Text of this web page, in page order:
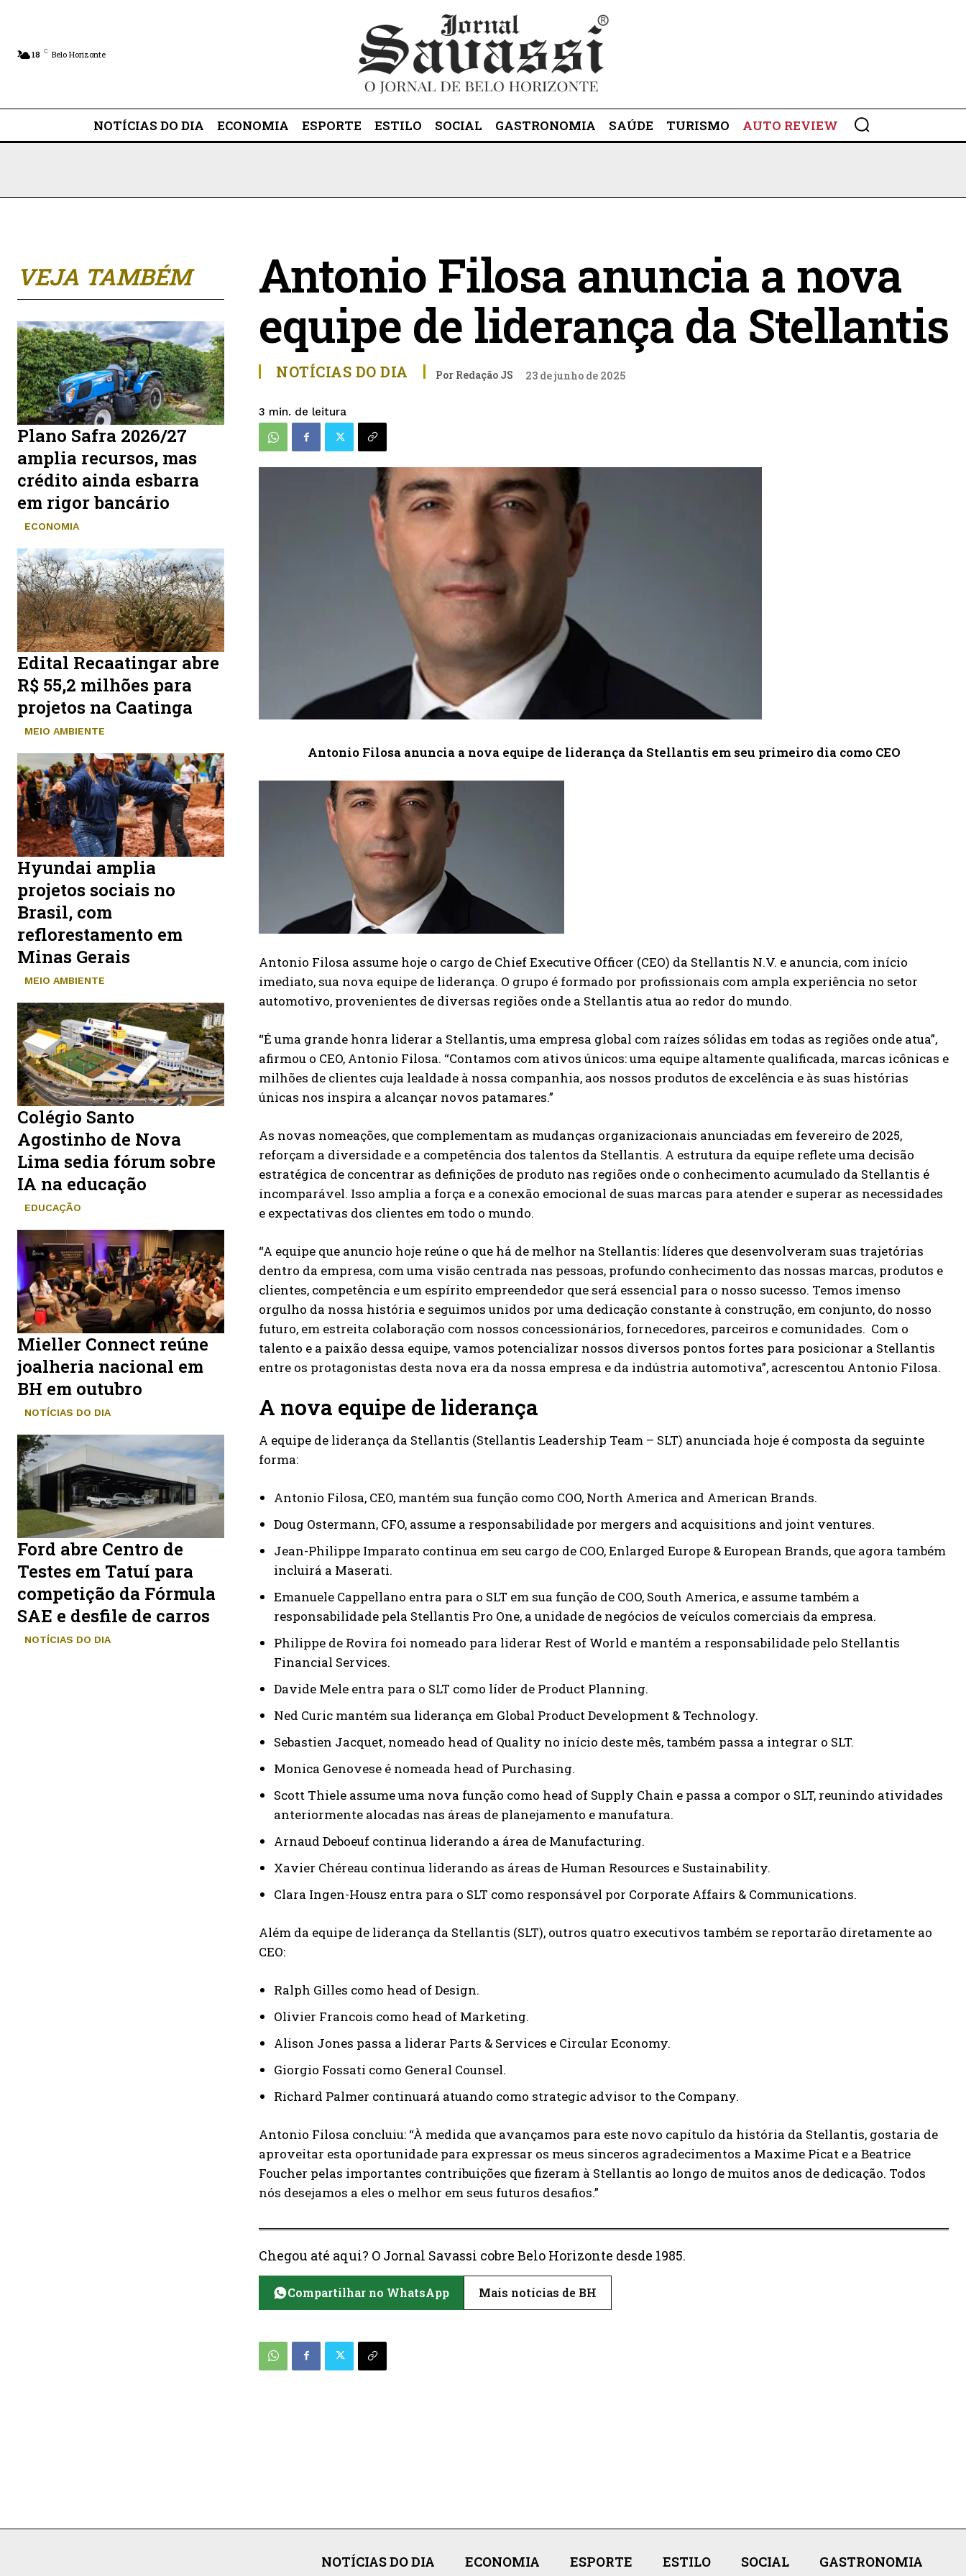
18 C Belo Horizonte
NOTÍCIAS DO DIA ECONOMIA ESPORTE ESTILO SOCIAL GASTRONOMIA SAÚDE TURISMO AUTO REVIEW
VEJA TAMBÉM
Plano Safra 2026/27
amplia recursos, mas
crédito ainda esbarra
em rigor bancário
ECONOMIA
Edital Recaatingar abre
R$ 55,2 milhões para
projetos na Caatinga
MEIO AMBIENTE
Hyundai amplia
projetos sociais no
Brasil, com
reflorestamento em
Minas Gerais
MEIO AMBIENTE
Colégio Santo
Agostinho de Nova
Lima sedia fórum sobre
IA na educação
EDUCAÇÃO
Mieller Connect reúne
joalheria nacional em
BH em outubro
NOTÍCIAS DO DIA
Ford abre Centro de
Testes em Tatuí para
competição da Fórmula
SAE e desfile de carros
NOTÍCIAS DO DIA
Antonio Filosa anuncia a nova
equipe de liderança da Stellantis
NOTÍCIAS DO DIA Por Redação JS 23 de junho de 2025
3 min. de leitura
Antonio Filosa anuncia a nova equipe de liderança da Stellantis em seu primeiro dia como CEO
Antonio Filosa assume hoje o cargo de Chief Executive Officer (CEO) da Stellantis N.V. e anuncia, com início
imediato, sua nova equipe de liderança. O grupo é formado por profissionais com ampla experiência no setor
automotivo, provenientes de diversas regiões onde a Stellantis atua ao redor do mundo.
“É uma grande honra liderar a Stellantis, uma empresa global com raízes sólidas em todas as regiões onde atua”,
afirmou o CEO, Antonio Filosa. “Contamos com ativos únicos: uma equipe altamente qualificada, marcas icônicas e
milhões de clientes cuja lealdade à nossa companhia, aos nossos produtos de excelência e às suas histórias
únicas nos inspira a alcançar novos patamares.”
As novas nomeações, que complementam as mudanças organizacionais anunciadas em fevereiro de 2025,
reforçam a diversidade e a competência dos talentos da Stellantis. A estrutura da equipe reflete uma decisão
estratégica de concentrar as definições de produto nas regiões onde o conhecimento acumulado da Stellantis é
incomparável. Isso amplia a força e a conexão emocional de suas marcas para atender e superar as necessidades
e expectativas dos clientes em todo o mundo.
“A equipe que anuncio hoje reúne o que há de melhor na Stellantis: líderes que desenvolveram suas trajetórias
dentro da empresa, com uma visão centrada nas pessoas, profundo conhecimento das nossas marcas, produtos e
clientes, competência e um espírito empreendedor que será essencial para o nosso sucesso. Temos imenso
orgulho da nossa história e seguimos unidos por uma dedicação constante à construção, em conjunto, do nosso
futuro, em estreita colaboração com nossos concessionários, fornecedores, parceiros e comunidades. Com o
talento e a paixão dessa equipe, vamos potencializar nossos diversos pontos fortes para posicionar a Stellantis
entre os protagonistas desta nova era da nossa empresa e da indústria automotiva”, acrescentou Antonio Filosa.
A nova equipe de liderança
A equipe de liderança da Stellantis (Stellantis Leadership Team – SLT) anunciada hoje é composta da seguinte
forma:
Antonio Filosa, CEO, mantém sua função como COO, North America and American Brands.
Doug Ostermann, CFO, assume a responsabilidade por mergers and acquisitions and joint ventures.
Jean-Philippe Imparato continua em seu cargo de COO, Enlarged Europe & European Brands, que agora também
incluirá a Maserati.
Emanuele Cappellano entra para o SLT em sua função de COO, South America, e assume também a
responsabilidade pela Stellantis Pro One, a unidade de negócios de veículos comerciais da empresa.
Philippe de Rovira foi nomeado para liderar Rest of World e mantém a responsabilidade pelo Stellantis
Financial Services.
Davide Mele entra para o SLT como líder de Product Planning.
Ned Curic mantém sua liderança em Global Product Development & Technology.
Sebastien Jacquet, nomeado head of Quality no início deste mês, também passa a integrar o SLT.
Monica Genovese é nomeada head of Purchasing.
Scott Thiele assume uma nova função como head of Supply Chain e passa a compor o SLT, reunindo atividades
anteriormente alocadas nas áreas de planejamento e manufatura.
Arnaud Deboeuf continua liderando a área de Manufacturing.
Xavier Chéreau continua liderando as áreas de Human Resources e Sustainability.
Clara Ingen-Housz entra para o SLT como responsável por Corporate Affairs & Communications.
Além da equipe de liderança da Stellantis (SLT), outros quatro executivos também se reportarão diretamente ao
CEO:
Ralph Gilles como head of Design.
Olivier Francois como head of Marketing.
Alison Jones passa a liderar Parts & Services e Circular Economy.
Giorgio Fossati como General Counsel.
Richard Palmer continuará atuando como strategic advisor to the Company.
Antonio Filosa concluiu: “À medida que avançamos para este novo capítulo da história da Stellantis, gostaria de
aproveitar esta oportunidade para expressar os meus sinceros agradecimentos a Maxime Picat e a Beatrice
Foucher pelas importantes contribuições que fizeram à Stellantis ao longo de muitos anos de dedicação. Todos
nós desejamos a eles o melhor em seus futuros desafios.”
Chegou até aqui? O Jornal Savassi cobre Belo Horizonte desde 1985.
Compartilhar no WhatsApp Mais notícias de BH
NOTÍCIAS DO DIA ECONOMIA ESPORTE ESTILO SOCIAL GASTRONOMIA